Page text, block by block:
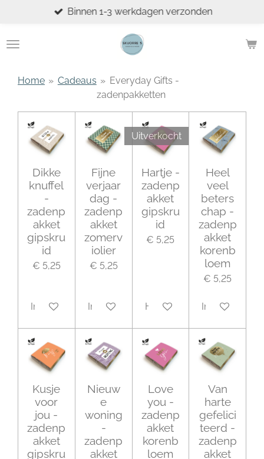
naar
Binnen 1-3 werkdagen verzonden
Home » Cadeaus » Everyday Gifts -
zadenpakketten
Dikke
knuffel
-
zadenp
akket
gipskru
id
€ 5,25
In winkelwagen
Fijne
verjaar
dag -
zadenp
akket
zomerv
iolier
€ 5,25
In winkelwagen
Uitverkocht
Hartje -
zadenp
akket
gipskru
id
€ 5,25
Houd mij op de hoogte
Heel
veel
beters
chap -
zadenp
akket
korenb
loem
€ 5,25
In
Kusje
voor
jou -
zadenp
akket
gipskru
Nieuw
e
woning
-
zadenp
akket
Love
you -
zadenp
akket
korenb
loem
Van
harte
gefelici
teerd -
zadenp
akket